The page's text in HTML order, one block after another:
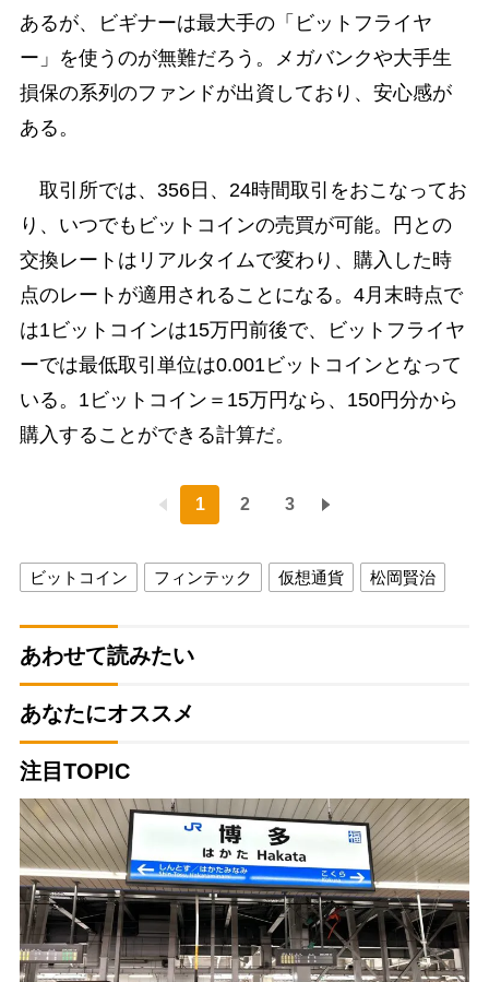
あるが、ビギナーは最大手の「ビットフライヤ
ー」を使うのが無難だろう。メガバンクや大手生
損保の系列のファンドが出資しており、安心感が
ある。
取引所では、356日、24時間取引をおこなってお
り、いつでもビットコインの売買が可能。円との
交換レートはリアルタイムで変わり、購入した時
点のレートが適用されることになる。4月末時点で
は1ビットコインは15万円前後で、ビットフライヤ
ーでは最低取引単位は0.001ビットコインとなって
いる。1ビットコイン＝15万円なら、150円分から
購入することができる計算だ。
1 2 3
ビットコイン フィンテック 仮想通貨 松岡賢治
あわせて読みたい
あなたにオススメ
注目TOPIC